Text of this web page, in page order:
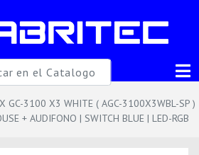
GC-3100 X3 WHITE ( AGC-3100X3WBL-SP )
+ AUDIFONO | SWITCH BLUE | LED-RGB